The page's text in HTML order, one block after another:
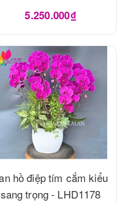
LHD1180
5.250.000₫
hồ điệp tím cắm kiểu
sang trọng - LHD1178